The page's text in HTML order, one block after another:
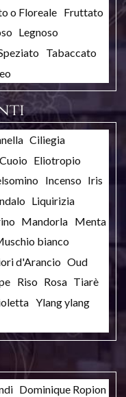
o Floreale Fruttato
Legnoso
Tabaccato
Ciliegia
Cuoio Eliotropio
Incenso Iris
Liquirizia
Mandorla Menta
bianco
d'Arancio Oud
Riso Rosa Tiarè
Ylang ylang
Dominique Ropion